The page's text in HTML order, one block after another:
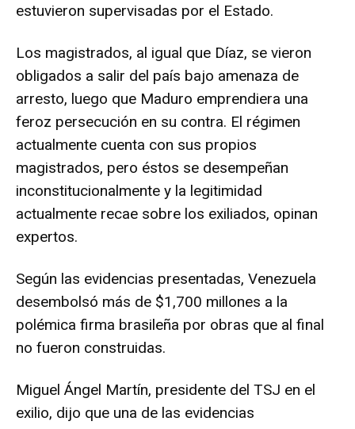
estuvieron supervisadas por el Estado.
Los magistrados, al igual que Díaz, se vieron
obligados a salir del país bajo amenaza de
arresto, luego que Maduro emprendiera una
feroz persecución en su contra. El régimen
actualmente cuenta con sus propios
magistrados, pero éstos se desempeñan
inconstitucionalmente y la legitimidad
actualmente recae sobre los exiliados, opinan
expertos.
Según las evidencias presentadas, Venezuela
desembolsó más de $1,700 millones a la
polémica firma brasileña por obras que al final
no fueron construidas.
Miguel Ángel Martín, presidente del TSJ en el
exilio, dijo que una de las evidencias